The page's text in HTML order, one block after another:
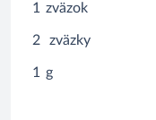
1 zväzok
2 zväzky
1 g